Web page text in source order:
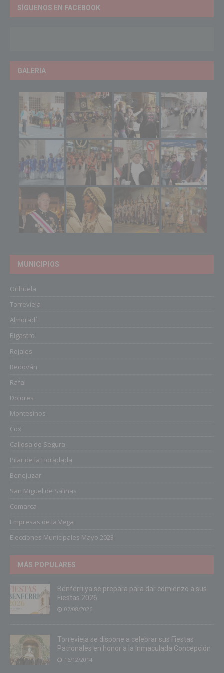
SÍGUENOS EN FACEBOOK
GALERIA
MUNICIPIOS
Orihuela
Torrevieja
Almoradí
Bigastro
Rojales
Redován
Rafal
Dolores
Montesinos
Cox
Callosa de Segura
Pilar de la Horadada
Benejuzar
San Miguel de Salinas
Comarca
Empresas de la Vega
Elecciones Municipales Mayo 2023
MÁS POPULARES
Benferri ya se prepara para dar comienzo a sus
Fiestas 2026
07/08/2026
Torrevieja se dispone a celebrar sus Fiestas
Patronales en honor a la Inmaculada Concepción
16/12/2014